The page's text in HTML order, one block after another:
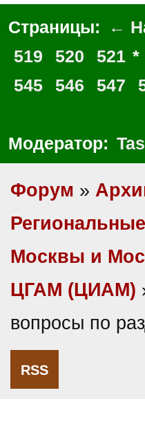
Страницы: ←
519
520 521 *
545
546 547
Модератор:
Форум »
Москвы и
ЦГАМ (ЦИАМ)
вопросы по
RSS